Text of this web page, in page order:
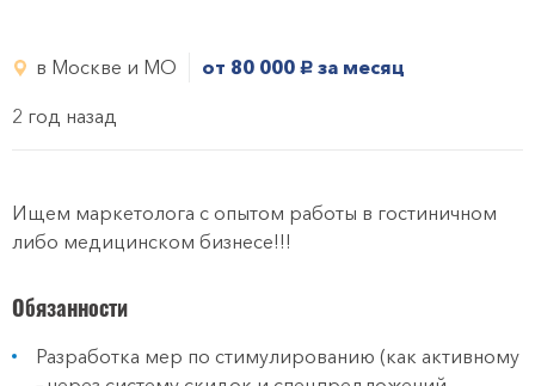
в Москве и МО от 80 000 руб. за месяц
2 год назад
Ищем маркетолога с опытом работы в гостиничном
либо медицинском бизнесе!!!
Обязанности
Разработка мер по стимулированию (как активному